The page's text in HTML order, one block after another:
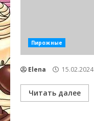
Пирожные
Elena 15.02.2024
Читать далее